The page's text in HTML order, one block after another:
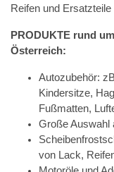
Reifen und Ersatzteile
PRODUKTE rund
Österreich:
Autozubehör:
Kindersitze,
Fußmatten,
Große Auswahl
von Lack,